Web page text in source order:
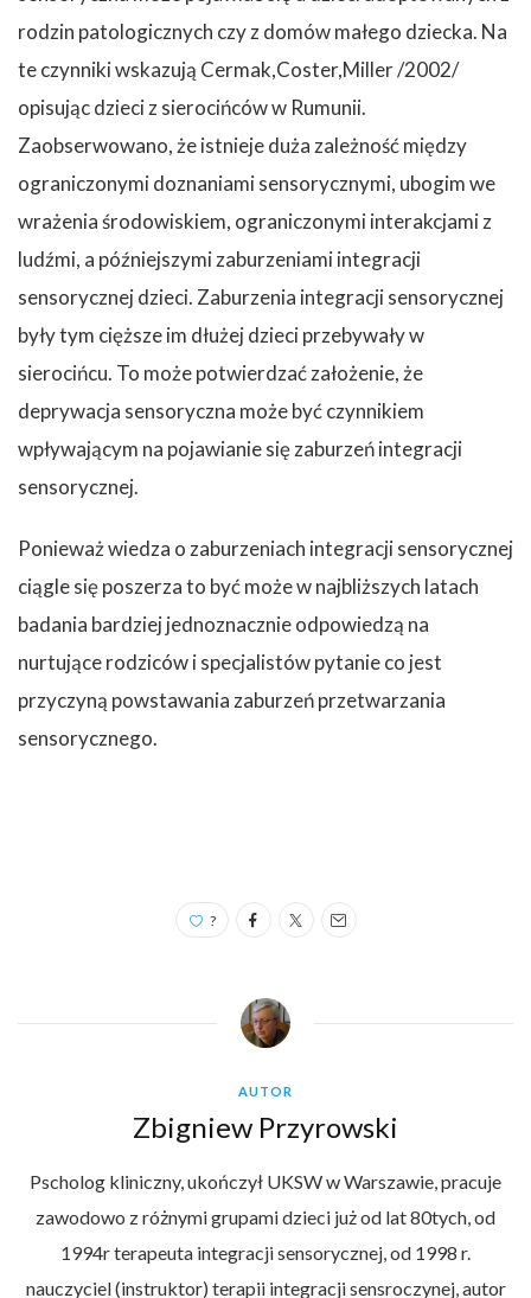
rodzin patologicznych czy z domów małego dziecka. Na
te czynniki wskazują Cermak,Coster,Miller /2002/
opisując dzieci z sierocińców w Rumunii.
Zaobserwowano, że istnieje duża zależność między
ograniczonymi doznaniami sensorycznymi, ubogim we
wrażenia środowiskiem, ograniczonymi interakcjami z
ludźmi, a późniejszymi zaburzeniami integracji
sensorycznej dzieci. Zaburzenia integracji sensorycznej
były tym cięższe im dłużej dzieci przebywały w
sierocińcu. To może potwierdzać założenie, że
deprywacja sensoryczna może być czynnikiem
wpływającym na pojawianie się zaburzeń integracji
sensorycznej.
Ponieważ wiedza o zaburzeniach integracji sensorycznej
ciągle się poszerza to być może w najbliższych latach
badania bardziej jednoznacznie odpowiedzą na
nurtujące rodziców i specjalistów pytanie co jest
przyczyną powstawania zaburzeń przetwarzania
sensorycznego.
?
AUTOR
Zbigniew Przyrowski
Pscholog kliniczny, ukończył UKSW w Warszawie, pracuje
zawodowo z różnymi grupami dzieci już od lat 80tych, od
1994r terapeuta integracji sensorycznej, od 1998 r.
nauczyciel (instruktor) terapii integracji sensroczynej, autor